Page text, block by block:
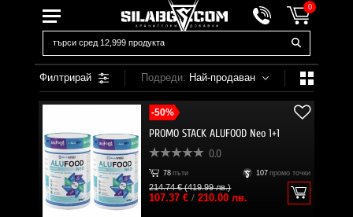
0
Филтрирай Подреди: Най-продаван
-50%
PROMO STACK ALUFOOD Neo 1+1
0.0
78 пъти 107 промо точки
214.74 € (419.99 лв.)
107.37 €/ 210.00 лв.